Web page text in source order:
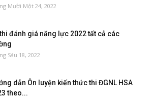
Mười Một 24, 2022
đánh giá năng lực 2022 tất cả các
Sáu 18, 2022
dẫn Ôn luyện kiến thức thi ĐGNL HSA
theo...